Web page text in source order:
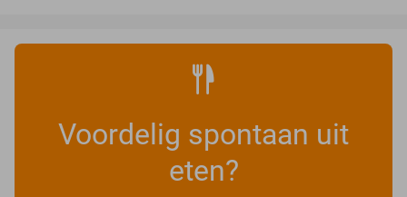
Voordelig spontaan uit
eten?